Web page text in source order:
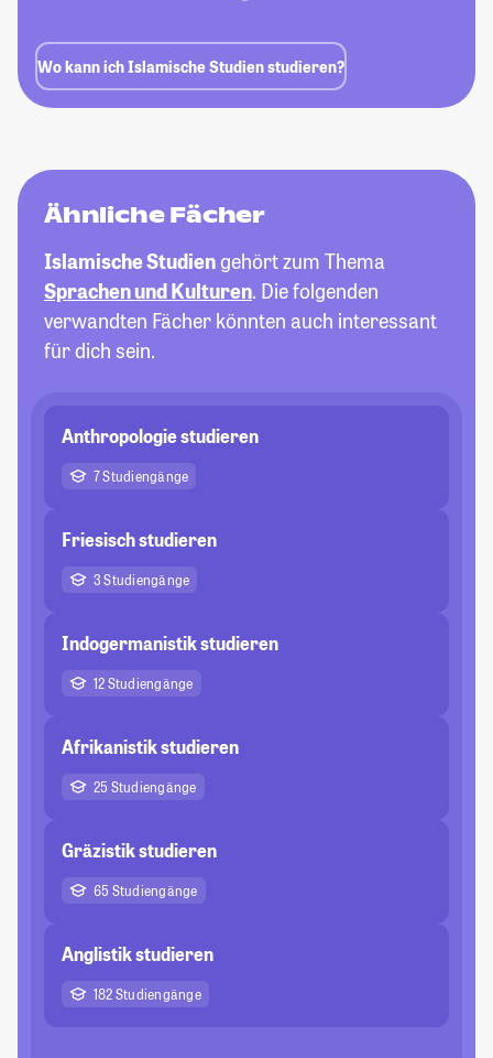
Wo kann ich Islamische Studien studieren?
Ähnliche Fächer
Islamische Studiengehört zum Thema
Sprachen und Kulturen. Die folgenden
verwandten Fächer könnten auch interessant
für dich sein.
Anthropologie studieren
7 Studiengänge
Friesisch studieren
3 Studiengänge
Indogermanistik studieren
12 Studiengänge
Afrikanistik studieren
25 Studiengänge
Gräzistik studieren
65 Studiengänge
Anglistik studieren
182 Studiengänge